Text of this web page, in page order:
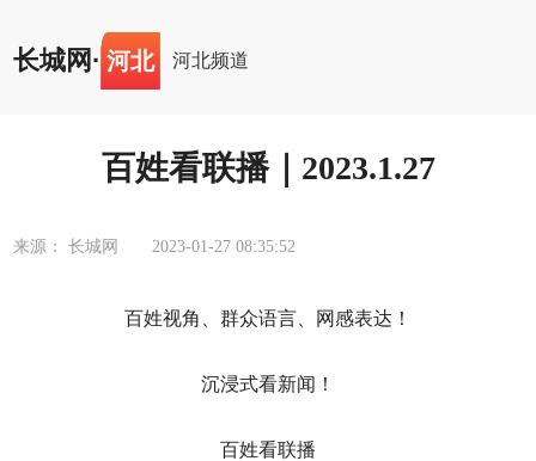
长城网 · 河北 河北频道
百姓看联播｜2023.1.27
来源： 长城网 2023-01-27 08:35:52
百姓视角、群众语言、网感表达！
沉浸式看新闻！
百姓看联播